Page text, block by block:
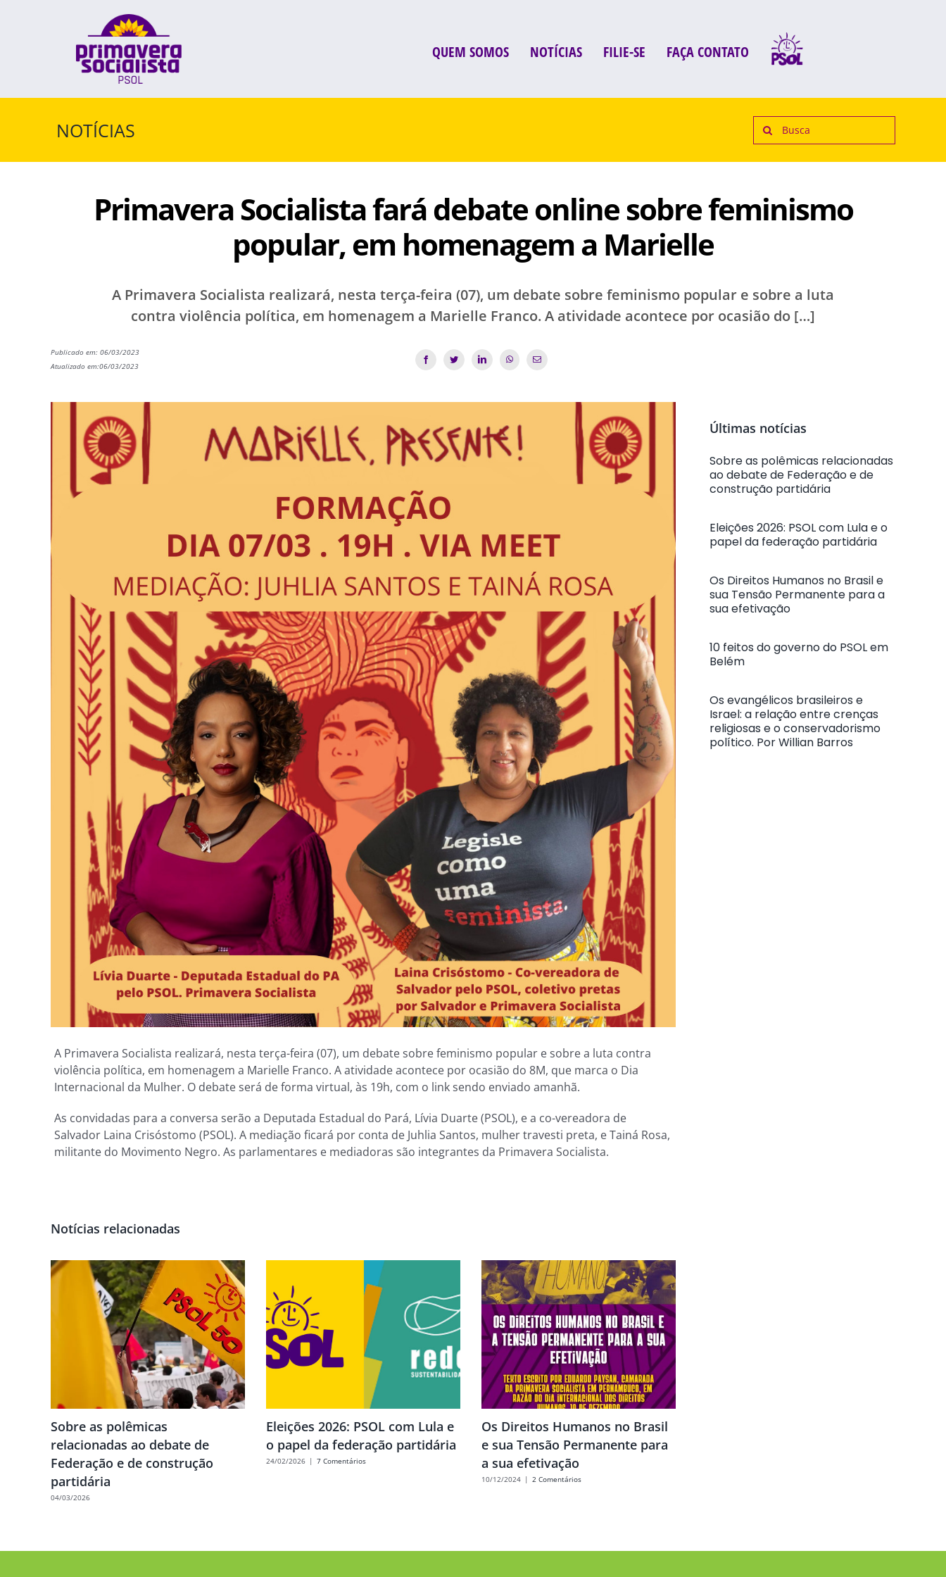
QUEM SOMOS NOTÍCIAS FILIE-SE FAÇA CONTATO
NOTÍCIAS
Search
for:
Primavera Socialista fará debate online sobre feminismo
popular, em homenagem a Marielle
A Primavera Socialista realizará, nesta terça-feira (07), um debate sobre feminismo popular e sobre a luta
contra violência política, em homenagem a Marielle Franco. A atividade acontece por ocasião do […]
Publicado em: 06/03/2023
Atualizado em:06/03/2023
A Primavera Socialista realizará, nesta terça-feira (07), um debate sobre feminismo popular e sobre a luta contra
violência política, em homenagem a Marielle Franco. A atividade acontece por ocasião do 8M, que marca o Dia
Internacional da Mulher. O debate será de forma virtual, às 19h, com o link sendo enviado amanhã.
As convidadas para a conversa serão a Deputada Estadual do Pará, Lívia Duarte (PSOL), e a co-vereadora de
Salvador Laina Crisóstomo (PSOL). A mediação ficará por conta de Juhlia Santos, mulher travesti preta, e Tainá Rosa,
militante do Movimento Negro. As parlamentares e mediadoras são integrantes da Primavera Socialista.
Notícias relacionadas
Sobre as polêmicas
relacionadas ao debate de
Federação e de construção
partidária
04/03/2026
Eleições 2026: PSOL com Lula e
o papel da federação partidária
24/02/2026 | 7 Comentários
Os Direitos Humanos no Brasil
e sua Tensão Permanente para
a sua efetivação
10/12/2024 | 2 Comentários
Últimas notícias
Sobre as polêmicas relacionadas
ao debate de Federação e de
construção partidária
Eleições 2026: PSOL com Lula e o
papel da federação partidária
Os Direitos Humanos no Brasil e
sua Tensão Permanente para a
sua efetivação
10 feitos do governo do PSOL em
Belém
Os evangélicos brasileiros e
Israel: a relação entre crenças
religiosas e o conservadorismo
político. Por Willian Barros